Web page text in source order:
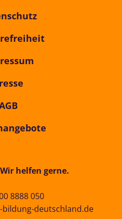
helfen gerne.
8888 050
bildung-deutschland.de